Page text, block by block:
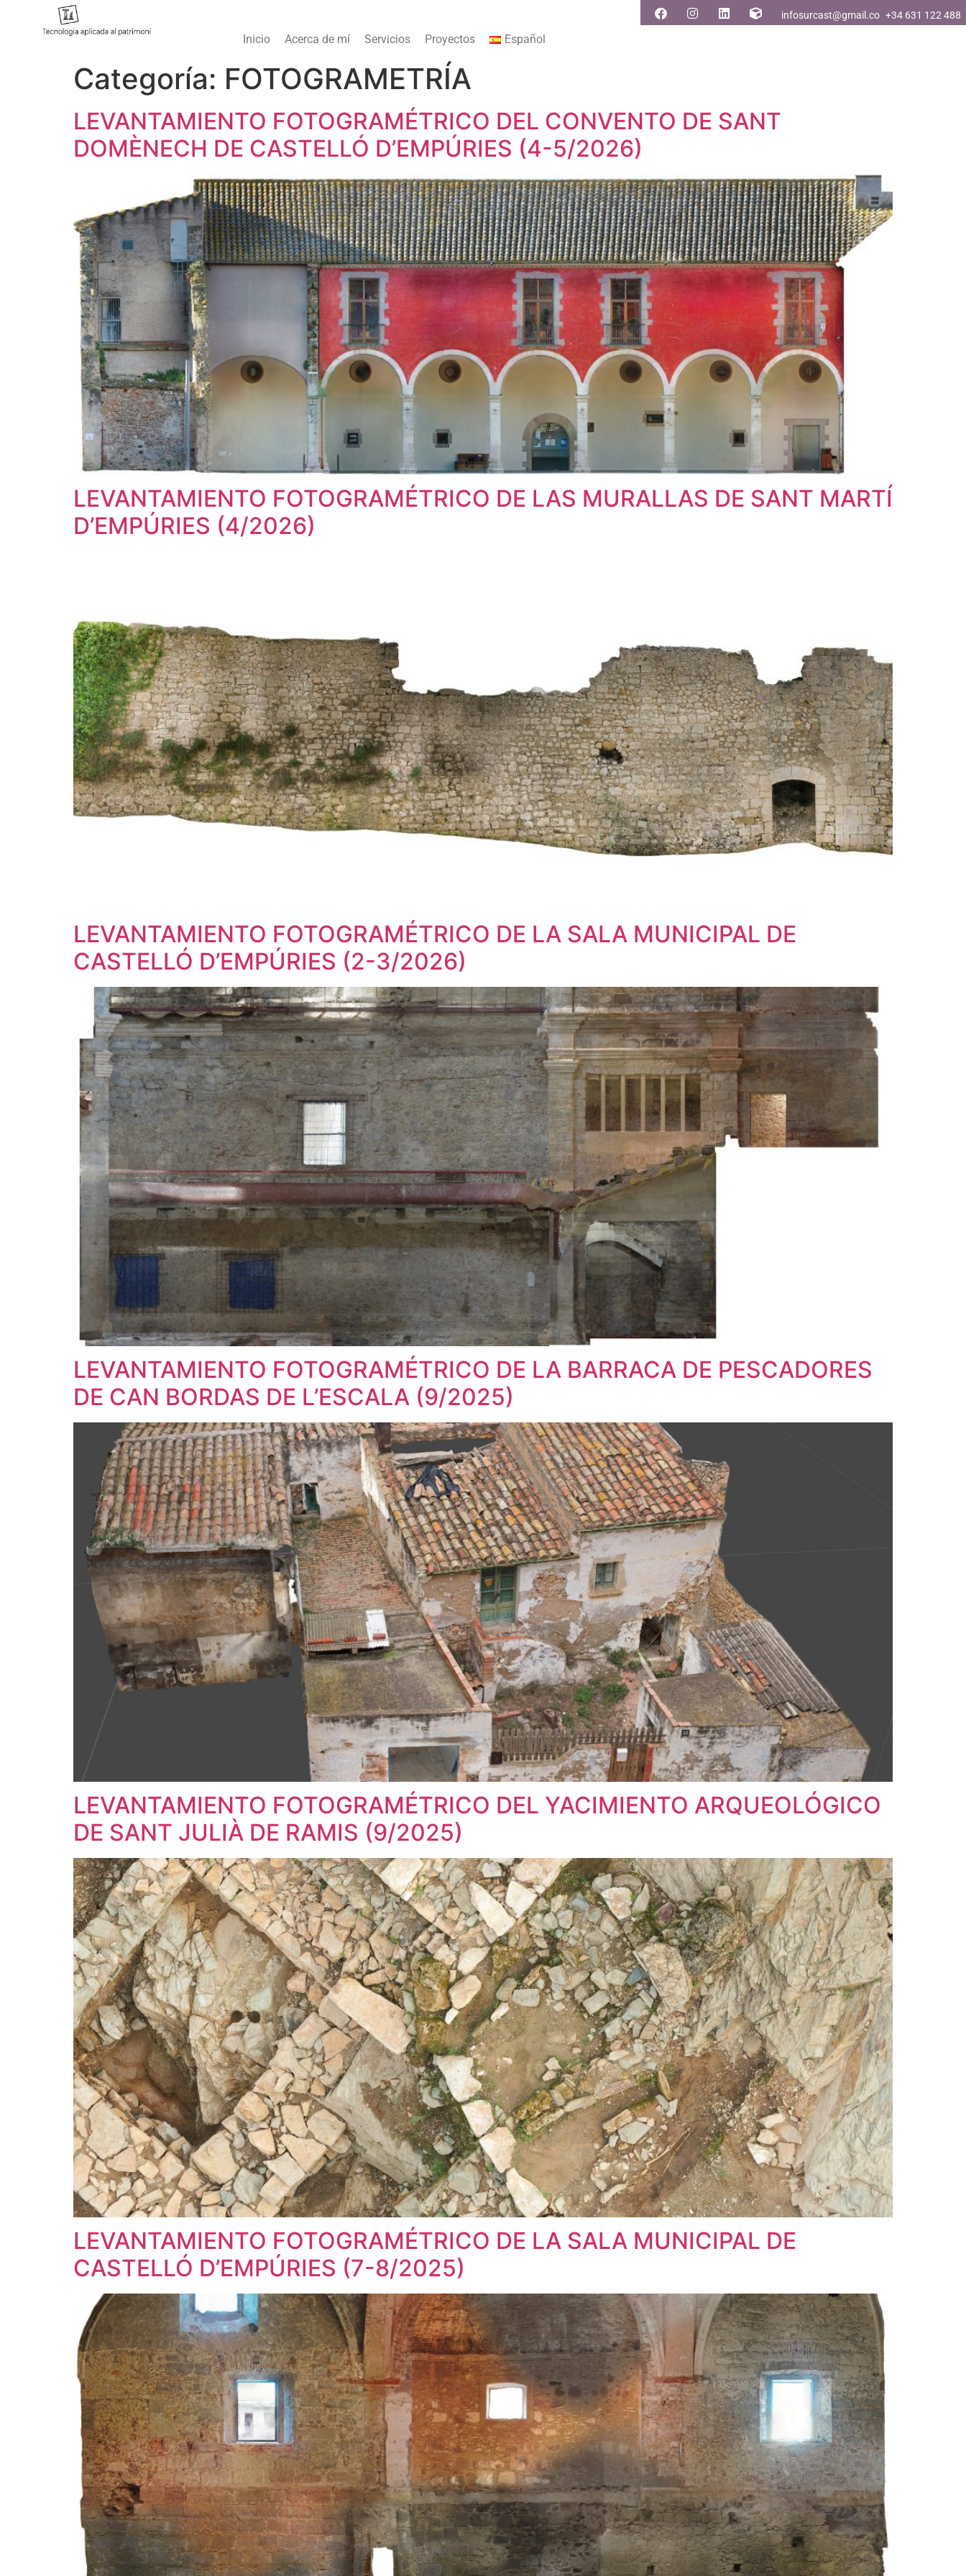
Inicio Acerca de mí Servicios Proyectos Español
infosurcast@gmail.com+34 631 122 488
Categoría: FOTOGRAMETRÍA
LEVANTAMIENTO FOTOGRAMÉTRICO DEL CONVENTO DE SANT
DOMÈNECH DE CASTELLÓ D’EMPÚRIES (4-5/2026)
LEVANTAMIENTO FOTOGRAMÉTRICO DE LAS MURALLAS DE SANT MARTÍ
D’EMPÚRIES (4/2026)
LEVANTAMIENTO FOTOGRAMÉTRICO DE LA SALA MUNICIPAL DE
CASTELLÓ D’EMPÚRIES (2-3/2026)
LEVANTAMIENTO FOTOGRAMÉTRICO DE LA BARRACA DE PESCADORES
DE CAN BORDAS DE L’ESCALA (9/2025)
LEVANTAMIENTO FOTOGRAMÉTRICO DEL YACIMIENTO ARQUEOLÓGICO
DE SANT JULIÀ DE RAMIS (9/2025)
LEVANTAMIENTO FOTOGRAMÉTRICO DE LA SALA MUNICIPAL DE
CASTELLÓ D’EMPÚRIES (7-8/2025)